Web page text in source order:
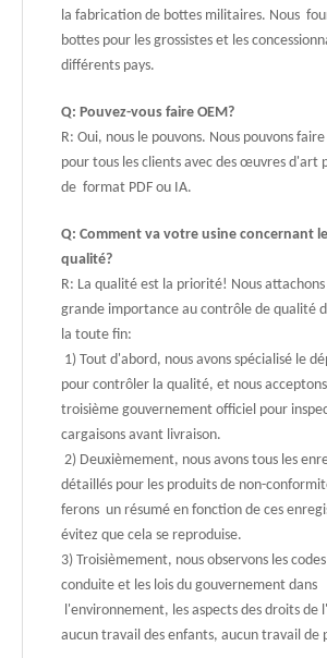
la fabrication de bottes militaires. Nous
bottes pour les grossistes et les
différents pays.
Q: Pouvez-vous faire OEM?
R: Oui, nous le pouvons. Nous pouvons
pour tous les clients avec des œuvres d'art
de format PDF ou IA.
Q: Comment va votre usine concernant
qualité?
R: La qualité est la priorité! Nous
grande importance au contrôle de qualité
la toute fin:
1) Tout d'abord, nous avons spécialisé le
pour contrôler la qualité, et nous
troisième gouvernement officiel pour
cargaisons avant livraison.
2) Deuxièmement, nous avons tous les
détaillés pour les produits de non-
ferons un résumé en fonction de ces
évitez que cela se reproduise.
3) Troisièmement, nous observons les
conduite et les lois du gouvernement dans
l'environnement, les aspects des droits de
aucun travail des enfants, aucun travail de